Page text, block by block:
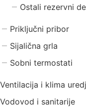
Ostali rezervni
Priključni pribor
Sijalična grla
Sobni termostati
Ventilacija i klima
Vodovod i sanitarije